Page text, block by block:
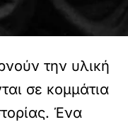
την υλική
σε κομμάτια
Ένα